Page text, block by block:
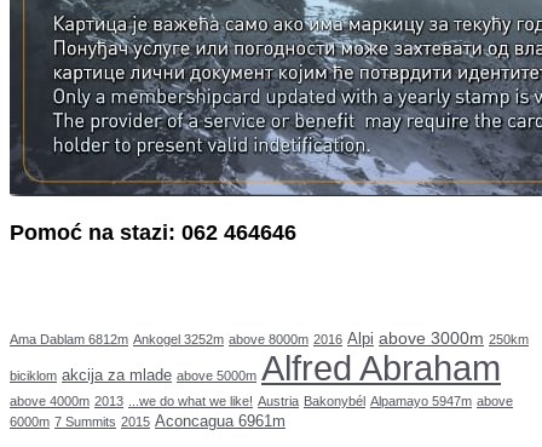
Pomoć na stazi: 062 464646
Ama Dablam 6812m Ankogel 3252m above 8000m 2016 Alpi above 3000m 250km
biciklom akcija za mlade above 5000m Alfred Abraham
above 4000m 2013 ...we do what we like! Austria Bakonybél Alpamayo 5947m above
6000m 7 Summits 2015 Aconcagua 6961m